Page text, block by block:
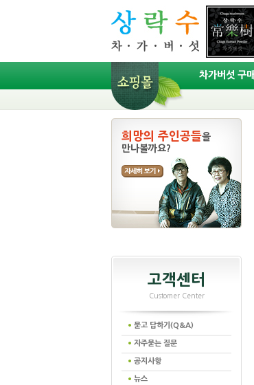
차가버섯 구매
희망의 주인공들을
만나볼까요?
고객센터
Customer Center
묻고 답하기(Q&A)
자주묻는 질문
공지사항
뉴스